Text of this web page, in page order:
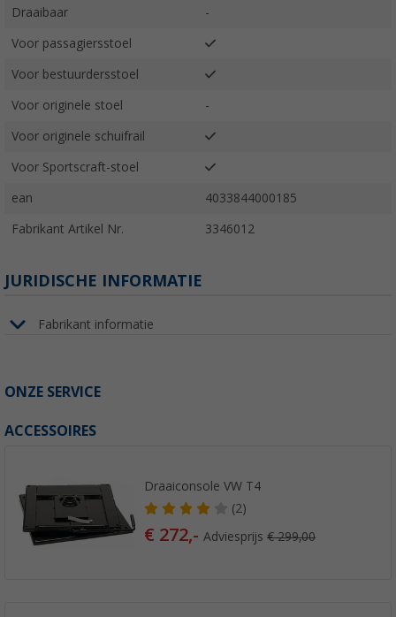
Draaibaar -
Voor passagiersstoel
Voor bestuurdersstoel
Voor originele stoel -
Voor originele schuifrail
Voor Sportscraft-stoel
ean 4033844000185
Fabrikant Artikel Nr. 3346012
JURIDISCHE INFORMATIE
Fabrikant informatie
ONZE SERVICE
ACCESSOIRES
Draaiconsole VW T4
(2)
€ 272,-Adviesprijs€ 299,00